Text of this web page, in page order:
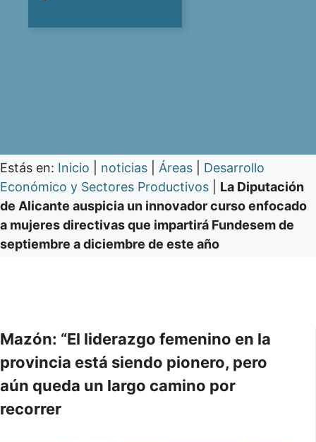
Estás en: Inicio noticias Áreas
Desarrollo
Económico y Sectores Productivos
La Diputación
de Alicante auspicia un innovador curso enfocado
a mujeres directivas que impartirá Fundesem de
septiembre a diciembre de este año
Mazón: “El liderazgo femenino en la
provincia está siendo pionero, pero
aún queda un largo camino por
recorrer